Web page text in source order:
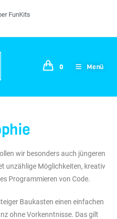
FunKits
0 Menü
wir besonders auch jüngeren
unzählige Möglichkeiten, kreativ
Programmieren von Code.
Baukasten einen einfachen
ohne Vorkenntnisse. Das gilt